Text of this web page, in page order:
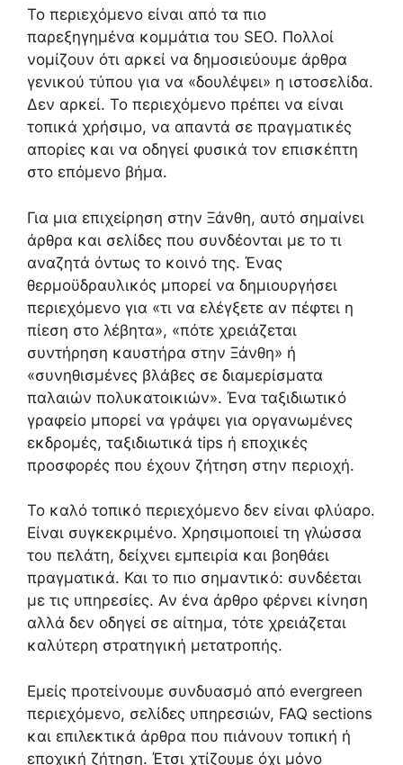
Το περιεχόμενο είναι από τα πιο
παρεξηγημένα κομμάτια του SEO. Πολλοί
νομίζουν ότι αρκεί να δημοσιεύουμε άρθρα
γενικού τύπου για να «δουλέψει» η ιστοσελίδα.
Δεν αρκεί. Το περιεχόμενο πρέπει να είναι
τοπικά χρήσιμο, να απαντά σε πραγματικές
απορίες και να οδηγεί φυσικά τον επισκέπτη
στο επόμενο βήμα.
Για μια επιχείρηση στην Ξάνθη, αυτό σημαίνει
άρθρα και σελίδες που συνδέονται με το τι
αναζητά όντως το κοινό της. Ένας
θερμοϋδραυλικός μπορεί να δημιουργήσει
περιεχόμενο για «τι να ελέγξετε αν πέφτει η
πίεση στο λέβητα», «πότε χρειάζεται
συντήρηση καυστήρα στην Ξάνθη» ή
«συνηθισμένες βλάβες σε διαμερίσματα
παλαιών πολυκατοικιών». Ένα ταξιδιωτικό
γραφείο μπορεί να γράψει για οργανωμένες
εκδρομές, ταξιδιωτικά tips ή εποχικές
προσφορές που έχουν ζήτηση στην περιοχή.
Το καλό τοπικό περιεχόμενο δεν είναι φλύαρο.
Είναι συγκεκριμένο. Χρησιμοποιεί τη γλώσσα
του πελάτη, δείχνει εμπειρία και βοηθάει
πραγματικά. Και το πιο σημαντικό: συνδέεται
με τις υπηρεσίες. Αν ένα άρθρο φέρνει κίνηση
αλλά δεν οδηγεί σε αίτημα, τότε χρειάζεται
καλύτερη στρατηγική μετατροπής.
Εμείς προτείνουμε συνδυασμό από evergreen
περιεχόμενο, σελίδες υπηρεσιών, FAQ sections
και επιλεκτικά άρθρα που πιάνουν τοπική ή
εποχική ζήτηση. Έτσι χτίζουμε όχι μόνο